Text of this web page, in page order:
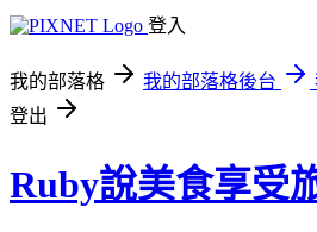
登入
我的部落格 我的部落格後台
登出
Ruby說美食享受